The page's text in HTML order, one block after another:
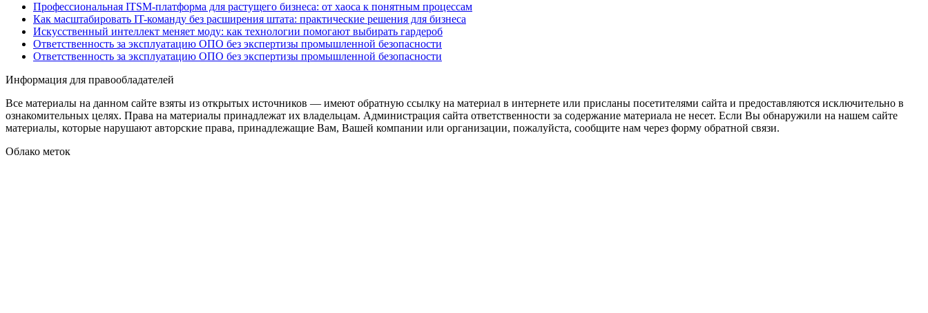
Профессиональная ITSM-платформа для растущего бизнеса: от хаоса к понятным процессам
Как масштабировать IT-команду без расширения штата: практические решения для бизнеса
Искусственный интеллект меняет моду: как технологии помогают выбирать гардероб
Ответственность за эксплуатацию ОПО без экспертизы промышленной безопасности
Ответственность за эксплуатацию ОПО без экспертизы промышленной безопасности
Информация для правообладателей
Все материалы на данном сайте взяты из открытых источников — имеют обратную ссылку на материал в интернете или присланы посетителями сайта и предоставляются исключительно в
ознакомительных целях. Права на материалы принадлежат их владельцам. Администрация сайта ответственности за содержание материала не несет. Если Вы обнаружили на нашем сайте
материалы, которые нарушают авторские права, принадлежащие Вам, Вашей компании или организации, пожалуйста, сообщите нам через форму обратной связи.
Облако меток